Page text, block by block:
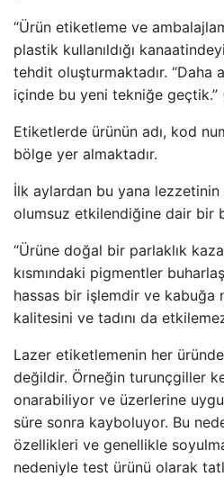
“Ürün etiketleme ve
plastik kullanıldığı
tehdit oluşturmaktadır. “Daha
içinde bu yeni tekniğe geçtik.”
Etiketlerde ürünün adı, kod
bölge yer almaktadır.
İlk aylardan bu yana
olumsuz etkilendiğine dair bir
“Ürüne doğal bir parlaklık
kısmındaki pigmentler
hassas bir işlemdir ve kabuğa
kalitesini ve tadını da
Lazer etiketlemenin her
değildir. Örneğin turunçgiller
onarabiliyor ve üzerlerine
süre sonra kayboluyor. Bu
özellikleri ve genellikle
nedeniyle test ürünü olarak